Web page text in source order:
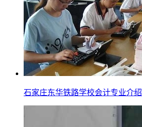
石家庄东华铁路学校会计专业介绍